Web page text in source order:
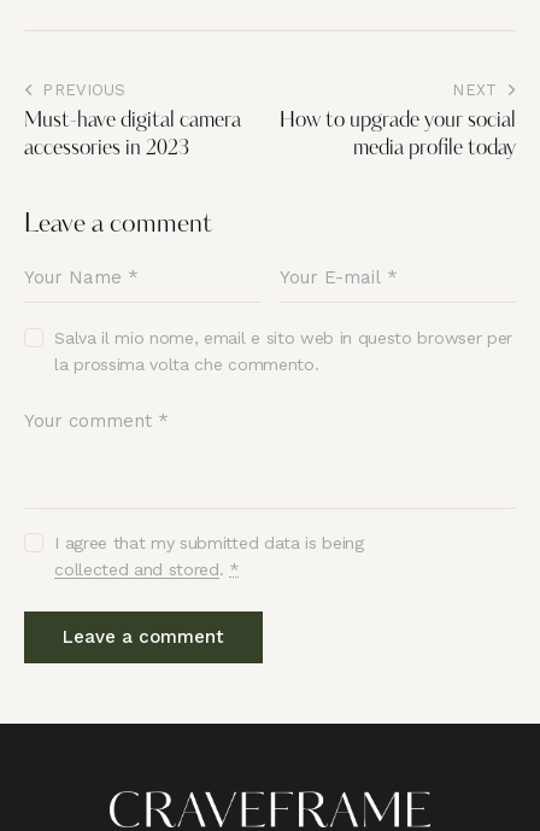
PREVIOUS
Must-have digital camera
accessories in 2023
NEXT
How to upgrade your social
media profile today
Leave a comment
Salva il mio nome, email e sito web in questo browser per
la prossima volta che commento.
I agree that my submitted data is being
collected and stored. *